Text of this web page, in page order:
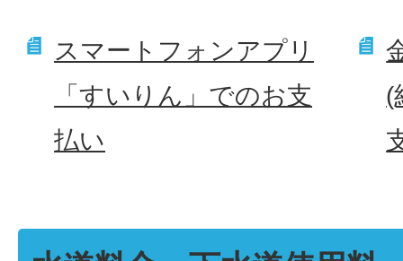
スマートフォンアプリ
「すいりん」でのお支
払い
(